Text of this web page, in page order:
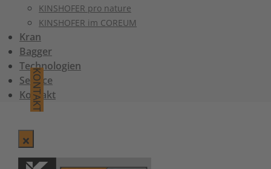
KINSHOFER pro nature
KINSHOFER im COREUM
Kran
Bagger
Technologien
Service
Kontakt
KONTAKT